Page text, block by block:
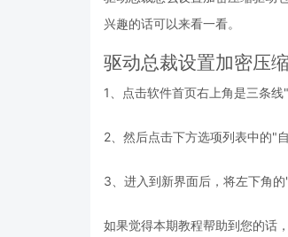
兴趣的话可以来看一看。
驱动总裁设置加密压
1、点击软件首页右上角是三条线"
2、然后点击下方选项列表中的"
3、进入到新界面后，将左下角
如果觉得本期教程帮助到您的话